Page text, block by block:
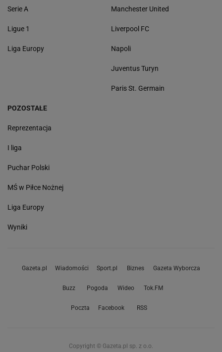
Serie A
Ligue 1
Liga Europy
Manchester United
Liverpool FC
Napoli
Juventus Turyn
Paris St. Germain
POZOSTAŁE
Reprezentacja
I liga
Puchar Polski
MŚ w Piłce Nożnej
Liga Europy
Wyniki
Gazeta.pl Wiadomości Sport.pl Biznes Gazeta Wyborcza
Buzz Pogoda Wideo Tok.FM
Poczta Facebook RSS
Copyright © Gazeta.pl sp. z o.o.